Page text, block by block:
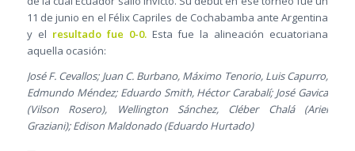
11 de junio en el Félix Capriles de Cochabamba ante Argentina
y el resultado fue 0-0.Esta fue la alineación ecuatoriana
aquella ocasión:
José F. Cevallos; Juan C. Burbano, Máximo Tenorio, Luis Capurro,
Edmundo Méndez; Eduardo Smith, Héctor Carabalí; José Gavica
(Vilson Rosero), Wellington Sánchez, Cléber Chalá (Ariel
Graziani); Edison Maldonado (Eduardo Hurtado)